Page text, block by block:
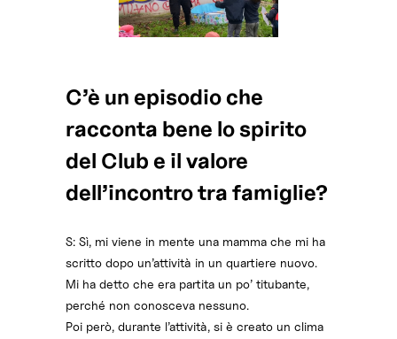
C’è un episodio che
racconta bene lo spirito
del Club e il valore
dell’incontro tra famiglie?
S: Sì, mi viene in mente una mamma che mi ha
scritto dopo un’attività in un quartiere nuovo.
Mi ha detto che era partita un po’ titubante,
perché non conosceva nessuno.
Poi però, durante l’attività, si è creato un clima